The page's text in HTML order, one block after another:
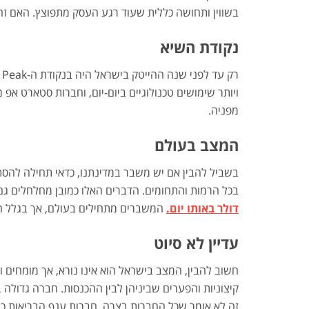
בשווין ותחושה כללית שעוד רגע העסק מתפוצץ. האם
נקודת השיא
רק עד לפני שנה ההייטק בישראל היה בנקודת ה-Peak שלו.
ויותר שימושים טכנולוגיים ביום-יום, וחברות סטארט
מפניה.
המצב בעולם
בשביל להבין אם יש משבר במדינתנו, כדאי תחילה
בכל הרמות והתחומים. הדברים האלו כמובן מחלחלים
דולר באותו יום. המשברים מתחילים בעולם, אך בגלל
עדיין לא סיוט
חשוב להבין, המצב בישראל הוא אינו נורא, אך מומחים